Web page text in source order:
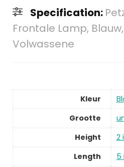
Specification:
Frontale Lamp,
Volwassene
Kleur
Grootte
Height
2
Length
5